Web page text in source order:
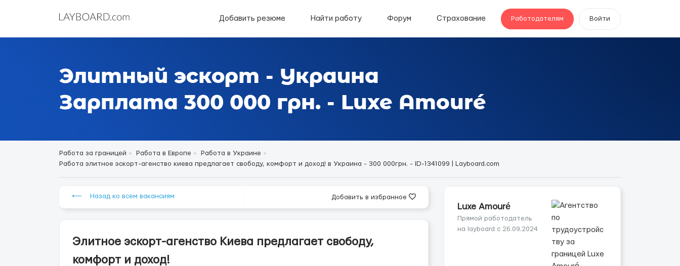
Добавить резюме Найти работу Форум Страхование Работодателям Войти
Элитный эскорт - Украина
Зарплата 300 000 грн. - Luxe Amouré
Работа за границей Работа в Европе
Работа в Украине
Работа элитное эскорт-агенство киева предлагает свободу, комфорт и доход! в Украина - 300 000грн. - ID-1341099 | Layboard.com
⟵ Назад ко всем вакансиям Добавить в избранное
Элитное эскорт-агенство Киева предлагает свободу,
комфорт и доход!
Luxe Amouré
Прямой работодатель
на layboard с 26.09.2024